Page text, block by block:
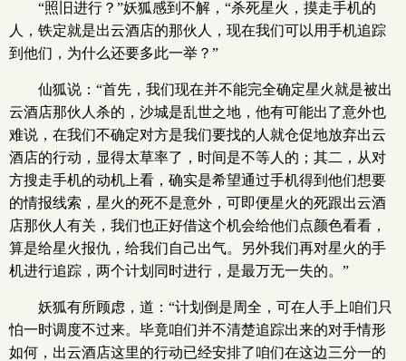
“照旧进行？”妖狐感到不解，“杀死星火，摸走手机的
人，铁定就是出云酒店的那伙人，现在我们可以用手机追踪
到他们，为什么还要多此一举？”
仙狐说：“首先，我们现在并不能完全确定星火就是被出
云酒店那伙人杀的，沙城是乱世之地，他有可能出了意外也
难说，在我们不确定对方是我们要找的人就仓促地放弃出云
酒店的行动，显得太草率了，时间是不等人的；其二，从对
方搜走手机的动机上看，确实是希望通过手机得到他们想要
的情报线索，星火的死不是意外，可即便星火的死跟出云酒
店那伙人有关，我们也正好借这个机会给他们点颜色看看，
算是给星火报仇，给我们自己出气。另外我们再对星火的手
机进行追踪，两个计划同时进行，是最万无一失的。”
妖狐有所顾虑，道：“计划倒是周全，可在人手上咱们只
怕一时调度不过来。毕竟咱们并不清楚追踪出来的对手情形
如何，出云酒店这里的行动已经安排了咱们在这边三分一的